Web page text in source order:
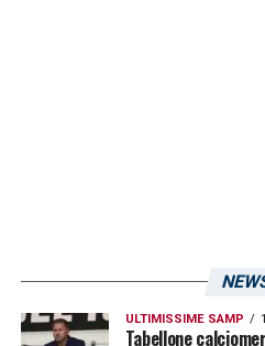
ULTIMISSIME SAMP
Tabellone